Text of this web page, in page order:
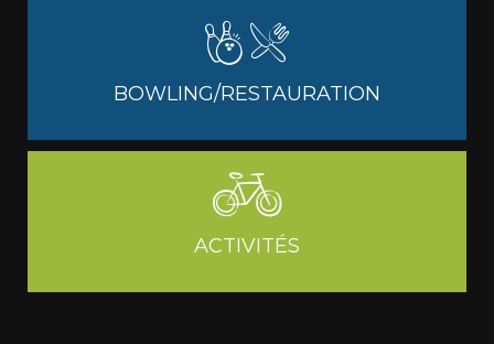
BOWLING/RESTAURATION
ACTIVITÉS